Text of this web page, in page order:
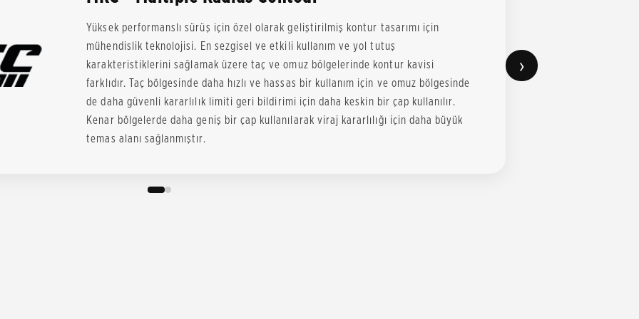
Yüksek performanslı sürüş için özel olarak geliştirilmiş kontur tasarımı için
mühendislik teknolojisi. En sezgisel ve etkili kullanım ve yol tutuş
karakteristiklerini sağlamak üzere taç ve omuz bölgelerinde kontur kavisi
farklıdır. Taç bölgesinde daha hızlı ve hassas bir kullanım için ve omuz bölgesinde
de daha güvenli kararlılık limiti geri bildirimi için daha keskin bir çap kullanılır.
Kenar bölgelerde daha geniş bir çap kullanılarak viraj kararlılığı için daha büyük
temas alanı sağlanmıştır.
›